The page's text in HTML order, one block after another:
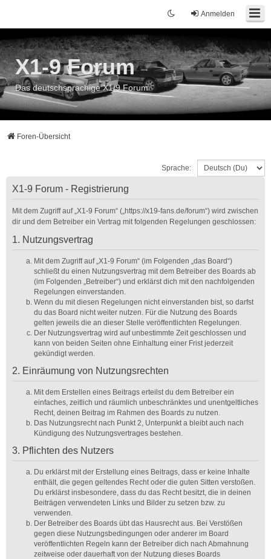
Anmelden
X1-9 Forum
Das deutschsprachige X1/9 Forum
Foren-Übersicht
Sprache:
X1-9 Forum - Registrierung
Mit dem Zugriff auf „X1-9 Forum“ („https://x19-fans.de/forum“) wird zwischen
dir und dem Betreiber ein Vertrag mit folgenden Regelungen geschlossen:
1. Nutzungsvertrag
Mit dem Zugriff auf „X1-9 Forum“ (im Folgenden „das Board“)
schließt du einen Nutzungsvertrag mit dem Betreiber des Boards ab
(im Folgenden „Betreiber“) und erklärst dich mit den nachfolgenden
Regelungen einverstanden.
Wenn du mit diesen Regelungen nicht einverstanden bist, so darfst
du das Board nicht weiter nutzen. Für die Nutzung des Boards
gelten jeweils die an dieser Stelle veröffentlichten Regelungen.
Der Nutzungsvertrag wird auf unbestimmte Zeit geschlossen und
kann von beiden Seiten ohne Einhaltung einer Frist jederzeit
gekündigt werden.
2. Einräumung von Nutzungsrechten
Mit dem Erstellen eines Beitrags erteilst du dem Betreiber ein
einfaches, zeitlich und räumlich unbeschränktes und unentgeltliches
Recht, deinen Beitrag im Rahmen des Boards zu nutzen.
Das Nutzungsrecht nach Punkt 2, Unterpunkt a bleibt auch nach
Kündigung des Nutzungsvertrages bestehen.
3. Pflichten des Nutzers
Du erklärst mit der Erstellung eines Beitrags, dass er keine Inhalte
enthält, die gegen geltendes Recht oder die guten Sitten verstoßen.
Du erklärst insbesondere, dass du das Recht besitzt, die in deinen
Beiträgen verwendeten Links und Bilder zu setzen bzw. zu
verwenden.
Der Betreiber des Boards übt das Hausrecht aus. Bei Verstößen
gegen diese Nutzungsbedingungen oder anderer im Board
veröffentlichten Regeln kann der Betreiber dich nach Abmahnung
zeitweise oder dauerhaft von der Nutzung dieses Boards